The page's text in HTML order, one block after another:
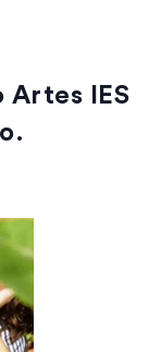
Artes IES